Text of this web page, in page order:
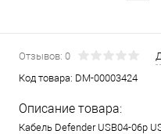
Отзывов: 0
Код товара: DM-00003424
Описание товара:
Кабель Defender USB04-06p